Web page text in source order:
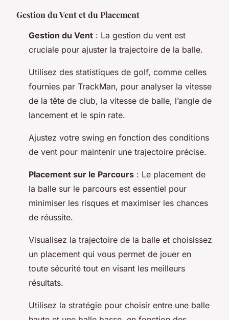
Gestion du Vent et du Placement
Gestion du Vent : La gestion du vent est
cruciale pour ajuster la trajectoire de la balle.
Utilisez des statistiques de golf, comme celles
fournies par TrackMan, pour analyser la vitesse
de la tête de club, la vitesse de balle, l’angle de
lancement et le spin rate.
Ajustez votre swing en fonction des conditions
de vent pour maintenir une trajectoire précise.
Placement sur le Parcours : Le placement de
la balle sur le parcours est essentiel pour
minimiser les risques et maximiser les chances
de réussite.
Visualisez la trajectoire de la balle et choisissez
un placement qui vous permet de jouer en
toute sécurité tout en visant les meilleurs
résultats.
Utilisez la stratégie pour choisir entre une balle